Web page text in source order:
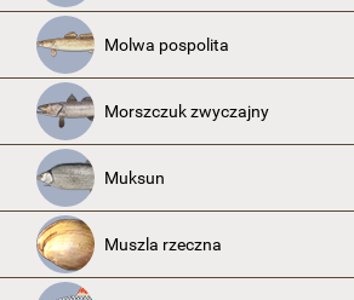
Molwa pospolita
Morszczuk zwyczajny
Muksun
Muszla rzeczna